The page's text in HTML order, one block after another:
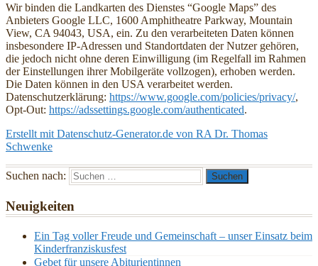
Wir binden die Landkarten des Dienstes “Google Maps” des
Anbieters Google LLC, 1600 Amphitheatre Parkway, Mountain
View, CA 94043, USA, ein. Zu den verarbeiteten Daten können
insbesondere IP-Adressen und Standortdaten der Nutzer gehören,
die jedoch nicht ohne deren Einwilligung (im Regelfall im Rahmen
der Einstellungen ihrer Mobilgeräte vollzogen), erhoben werden.
Die Daten können in den USA verarbeitet werden.
Datenschutzerklärung: https://www.google.com/policies/privacy/,
Opt-Out: https://adssettings.google.com/authenticated.
Erstellt mit Datenschutz-Generator.de von RA Dr. Thomas
Schwenke
Suchen nach:
Neuigkeiten
Ein Tag voller Freude und Gemeinschaft – unser Einsatz beim
Kinderfranziskusfest
Gebet für unsere Abiturientinnen